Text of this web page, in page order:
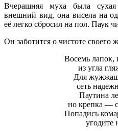
Вчерашняя муха была
внешний вид, она висела на
её легко сбросил на пол. Паук
Он заботится о чистоте своего
Восемь лапок,
из угла
Для
сеть
Паутина
но крепка —
Попадись
угодите